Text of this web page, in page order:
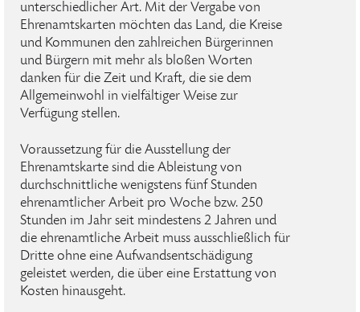
unterschiedlicher Art. Mit der Vergabe von
Ehrenamtskarten möchten das Land, die Kreise
und Kommunen den zahlreichen Bürgerinnen
und Bürgern mit mehr als bloßen Worten
danken für die Zeit und Kraft, die sie dem
Allgemeinwohl in vielfältiger Weise zur
Verfügung stellen.
Voraussetzung für die Ausstellung der
Ehrenamtskarte sind die Ableistung von
durchschnittliche wenigstens fünf Stunden
ehrenamtlicher Arbeit pro Woche bzw. 250
Stunden im Jahr seit mindestens 2 Jahren und
die ehrenamtliche Arbeit muss ausschließlich für
Dritte ohne eine Aufwandsentschädigung
geleistet werden, die über eine Erstattung von
Kosten hinausgeht.